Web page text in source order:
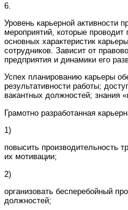
6.
Уровень карьерной активности
мероприятий, которые проводит
основных характеристик
сотрудников. Зависит от
предприятия и динамики его
Успех планированию карьеры
результативности работы;
вакантных должностей; знания
Грамотно разработанная
1)
повысить производительность
их мотивации;
2)
организовать бесперебойный
должностей;